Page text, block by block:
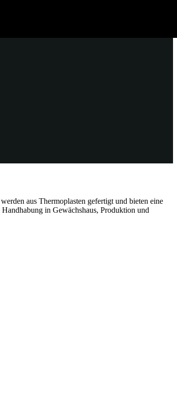
aus Thermoplasten gefertigt und bieten eine
in Gewächshaus, Produktion und